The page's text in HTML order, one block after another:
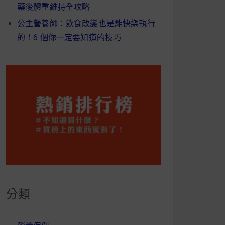
藥後體重維持全攻略
公主營養師：飲食改變也是能快樂執行
的！6 個你一定要知道的技巧
分類